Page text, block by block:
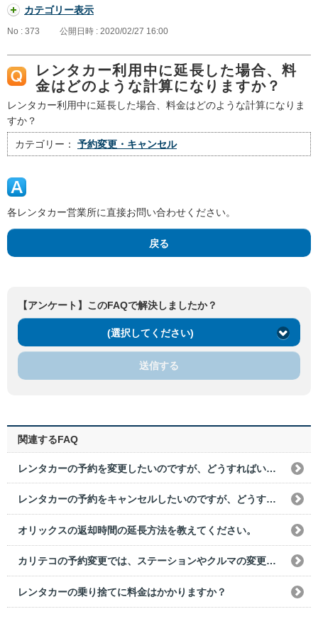
カテゴリー表示
No : 373 公開日時 : 2020/02/27 16:00
レンタカー利用中に延長した場合、料
金はどのような計算になりますか？
レンタカー利用中に延長した場合、料金はどのような計算になりま
すか？
カテゴリー： 予約変更・キャンセル
各レンタカー営業所に直接お問い合わせください。
戻る
【アンケート】このFAQで解決しましたか？
(選択してください)
送信する
関連するFAQ
レンタカーの予約を変更したいのですが、どうすればいいですか？
レンタカーの予約をキャンセルしたいのですが、どうすればいいですか？
オリックスの返却時間の延長方法を教えてください。
カリテコの予約変更では、ステーションやクルマの変更はできますか？
レンタカーの乗り捨てに料金はかかりますか？